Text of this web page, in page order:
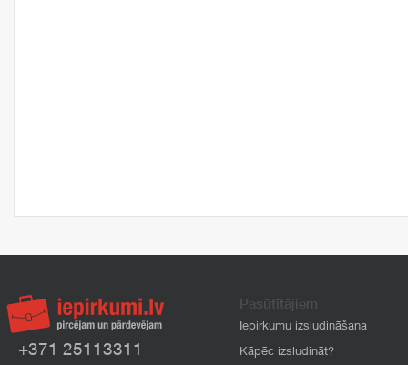
+371 25113311
Pasūtītājiem
Iepirkumu izsludināšana
Kāpēc izsludināt?